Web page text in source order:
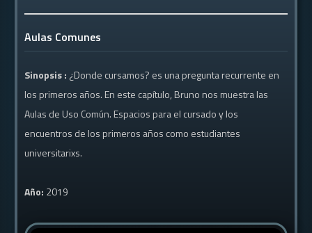
Aulas Comunes
Sinopsis : ¿Donde cursamos? es una pregunta recurrente en
los primeros años. En este capítulo, Bruno nos muestra las
Aulas de Uso Común. Espacios para el cursado y los
encuentros de los primeros años como estudiantes
universitarixs.
Año: 2019